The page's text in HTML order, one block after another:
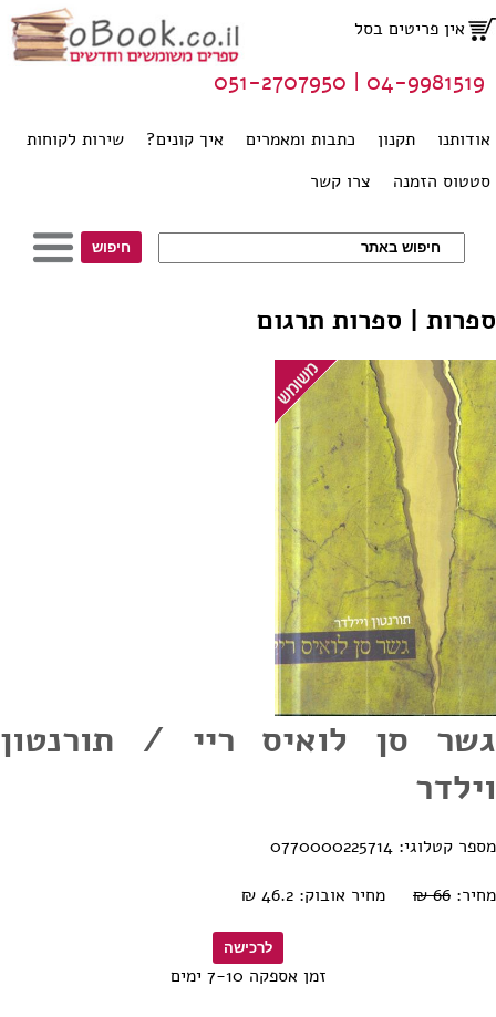
אין פריטים בסל
אודותנו תקנון כתבות ומאמרים איך קונים?
שירות לקוחות
סטטוס הזמנה
צרו קשר
04-9981519 | 051-2707950
ספרות | ספרות תרגום
גשר סן לואיס ריי / תורנטון
וילדר
מספר קטלוגי: 0770000225714
מחיר: 66 ₪ מחיר אובוק: 46.2 ₪
זמן אספקה 7-10 ימים